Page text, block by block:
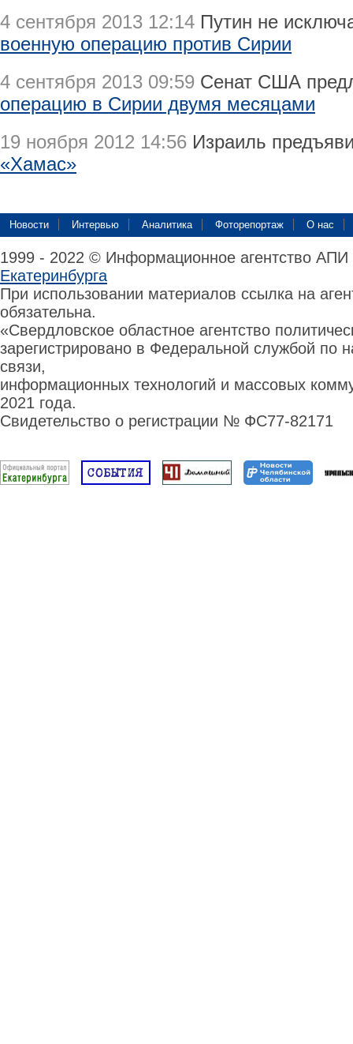
4 сентября 2013 12:14 Путин не
военную операцию против Сирии
4 сентября 2013 09:59 Сенат США
операцию в Сирии двумя месяцами
19 ноября 2012 14:56 Израиль
«Хамас»
Новости Интервью Аналитика Фоторепортаж О нас
1999 - 2022 © Информационное агентство
Екатеринбурга
При использовании материалов ссылка на
обязательна.
«Свердловское областное агентство
зарегистрировано в Федеральной службой по
связи,
информационных технологий и массовых
2021 года.
Свидетельство о регистрации № ФС77-82171